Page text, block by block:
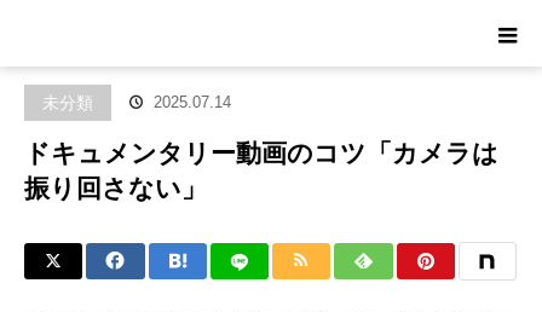
ドキュメンタリー動画のコツ「カメラは振
未分類 2025.07.14
ドキュメンタリー動画のコツ「カメラは
振り回さない」